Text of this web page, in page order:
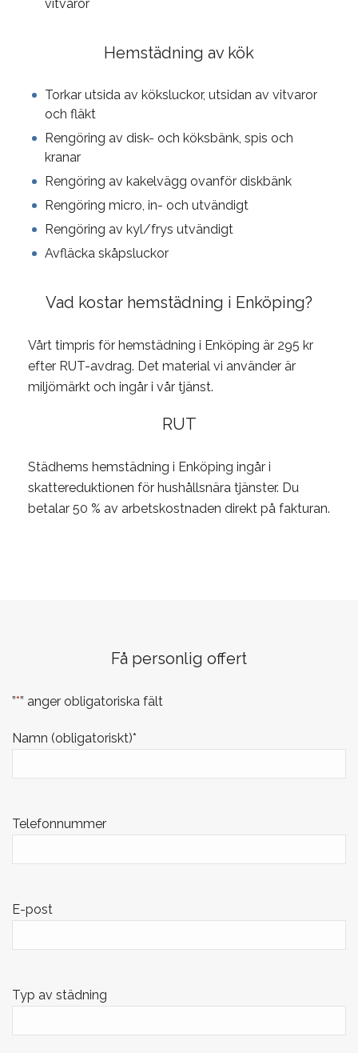
vitvaror
Hemstädning av kök
Torkar utsida av köksluckor, utsidan av vitvaror
och fläkt
Rengöring av disk- och köksbänk, spis och
kranar
Rengöring av kakelvägg ovanför diskbänk
Rengöring micro, in- och utvändigt
Rengöring av kyl/frys utvändigt
Avfläcka skåpsluckor
Vad kostar hemstädning i Enköping?
Vårt timpris för hemstädning i Enköping är 295 kr
efter RUT-avdrag. Det material vi använder är
miljömärkt och ingår i vår tjänst.
RUT
Städhems hemstädning i Enköping ingår i
skattereduktionen för hushållsnära tjänster. Du
betalar 50 % av arbetskostnaden direkt på fakturan.
Få personlig offert
”*” anger obligatoriska fält
Namn (obligatoriskt)*
Telefonnummer
E-post
Typ av städning